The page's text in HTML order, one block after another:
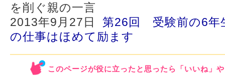
を削ぐ親の一言
2013年9月27日 第26回 受験前の6
の仕事はほめて励ます
このページが役に立ったと思ったら「いいね」